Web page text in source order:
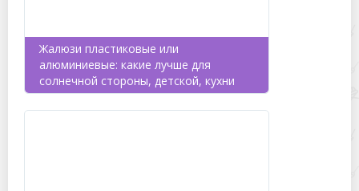
Жалюзи пластиковые или
алюминиевые: какие лучше для
солнечной стороны, детской, кухни